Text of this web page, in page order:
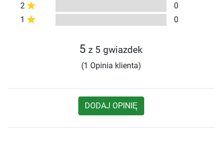
2
0
1
0
5 z 5 gwiazdek
(1 Opinia klienta)
DODAJ OPINIĘ